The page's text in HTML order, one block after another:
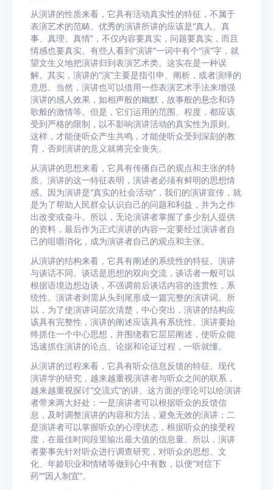
从演讲的性质来看，它具有活动真实性的特征，不属于
表演艺术的范畴。优秀的演讲所讲的应该是“真人、真
事、真理、真情”，不仅内容要真实，问题要真实，而且
情感也要真实。有些人看到“演讲”一词中有个“演”字，就
望文生义地把演讲归到表演艺术类。这实在是一种误
解。其实，演讲的“演”主要是指引申、阐析，或者演绎的
意思。当然，演讲也可以借用一些表演艺术手法来增强
演讲的感人效果，如相声般的幽默，故事般的悬念和诗
歌般的激情等。但是，它们运用的范围、程度，都应该
受到严格的限制，以不影响演讲活动的真实性为原则。
这样，才能使听众产生共鸣，才能使听众受到深刻的教
育，否则演讲的意义就将完全丧失。
从演讲的思想来看，它具有传播自己的观点和主张的特
质。演讲的这一特征表明，演讲者必须有鲜明的思想情
感。因为演讲是“真实的社会活动”，我们的演讲宣传，就
是为了帮助人民群众认识自己的问题和利益，并为之作
出改变或奋斗。所以，无论演讲者掌握了多少别人提供
的资料，最后作为正式演讲的内容一定要经过演讲者自
己的咀嚼消化，成为演讲者自己的观点和主张。
从演讲的结构来看，它具有阐述的系统性的特征。演讲
与谈话不同。谈话是思想的双向交流，谈话者一般可以
根据语境边想边谈，不强调前后谈话内容的连贯性，系
统性。演讲者则需从头到尾形成一篇完整的演讲词。所
以，为了使演讲词层次清楚，中心突出，演讲的结构应
该具有完整性，演讲的阐述应该具有系统性。演讲要始
终抓住一个中心思想，并围绕着它层层阐述，使听众能
迅速抓住演讲的论点、论据和论证过程，一听就懂。
从演讲的过程来看，它具有听众信息反馈的特征。现代
演讲学的研究，越来越重视演讲者与听众之间的联系，
越来越重视探讨“交流式”的讲。这方面的理论可以给演讲
者带来两大好处：一是演讲者可以根据听众的反馈信
息，及时调整演讲的内容和方法，避免无效的演讲；二
是演讲者可以掌握听众的心理状态，根据听众的接受程
度，在最佳时间段里输出最大值的信息量。所以，演讲
者要事先针对听众进行调查研究，对听众的思想、文
化、年龄职业和情绪等做到心中有数，以便“对症下
药”“因人制宜”。